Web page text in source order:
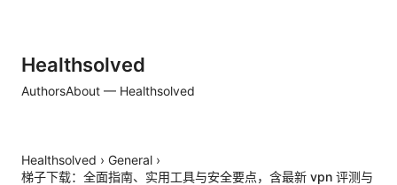
Healthsolved
AuthorsAbout — Healthsolved
Healthsolved › General ›
梯子下载：全面指南、实用工具与安全要点，含最新 vpn 评测与